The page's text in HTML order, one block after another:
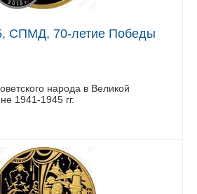
СПМД, 70-летие Победы
народа в Великой
1941-1945 гг.